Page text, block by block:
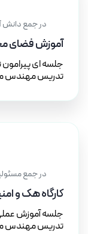
در جمع دانش
آموزش فضای
جلسه ای
تدریس مهندس
در جمع
کارگاه هک و
جلسه آموزش
تدریس مهندس